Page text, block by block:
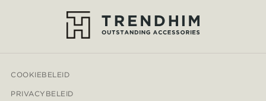
COOKIEBELEID
PRIVACYBELEID